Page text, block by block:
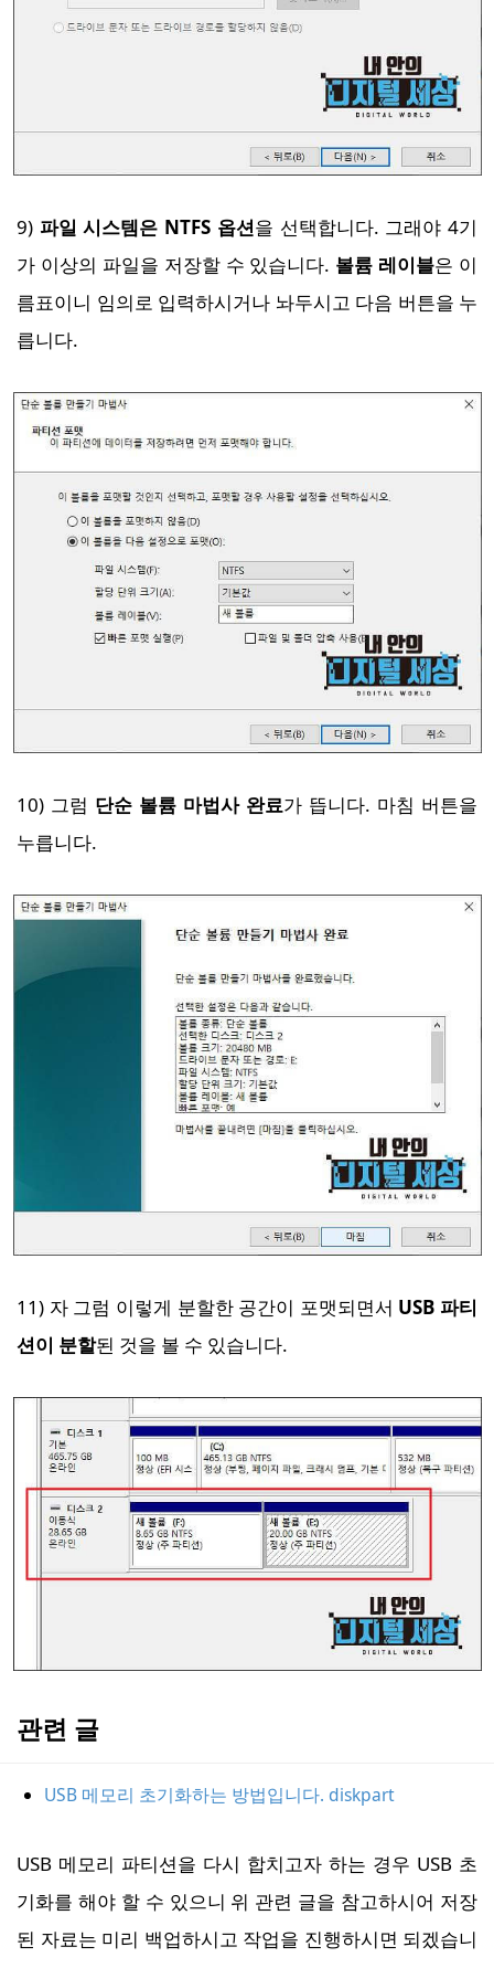
9) 파일 시스템은 NTFS 옵션을 선택합니다. 그래야 4기
가 이상의 파일을 저장할 수 있습니다. 볼륨 레이블은 이
름표이니 임의로 입력하시거나 놔두시고 다음 버튼을 누
릅니다.
10) 그럼 단순 볼륨 마법사 완료가 뜹니다. 마침 버튼을
누릅니다.
11) 자 그럼 이렇게 분할한 공간이 포맷되면서 USB 파티
션이 분할된 것을 볼 수 있습니다.
관련 글
USB 메모리 초기화하는 방법입니다. diskpart
USB 메모리 파티션을 다시 합치고자 하는 경우 USB 초
기화를 해야 할 수 있으니 위 관련 글을 참고하시어 저장
된 자료는 미리 백업하시고 작업을 진행하시면 되겠습니